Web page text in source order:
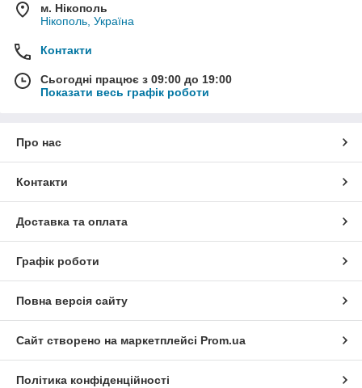
м. Нікополь
Нікополь, Україна
Контакти
Сьогодні працює з 09:00 до 19:00
Показати весь графік роботи
Про нас
Контакти
Доставка та оплата
Графік роботи
Повна версія сайту
Сайт створено на маркетплейсі Prom.ua
Політика конфіденційності